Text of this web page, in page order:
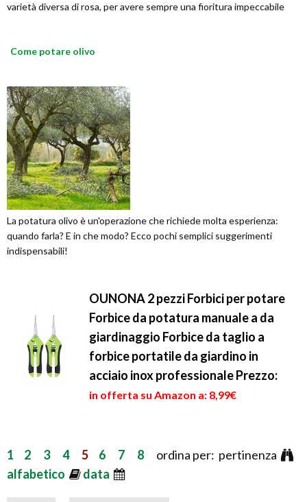
varietà diversa di rosa, per avere sempre una fioritura impeccabile
Come potare olivo
La potatura olivo è un'operazione che richiede molta esperienza:
quando farla? E in che modo? Ecco pochi semplici suggerimenti
indispensabili!
OUNONA 2 pezzi Forbici per potare
Forbice da potatura manuale a da
giardinaggio Forbice da taglio a
forbice portatile da giardino in
acciaio inox professionalePrezzo:
in offerta su Amazon a: 8,99€
1 2 3 4 5 6 7 8 ordina per: pertinenza
alfabetico
data